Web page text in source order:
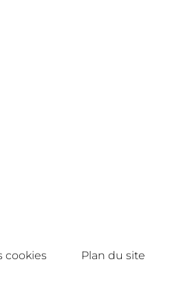
cookies Plan du site